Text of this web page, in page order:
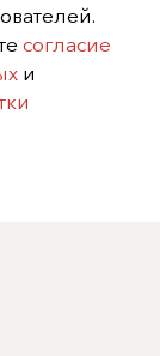
согласие
и